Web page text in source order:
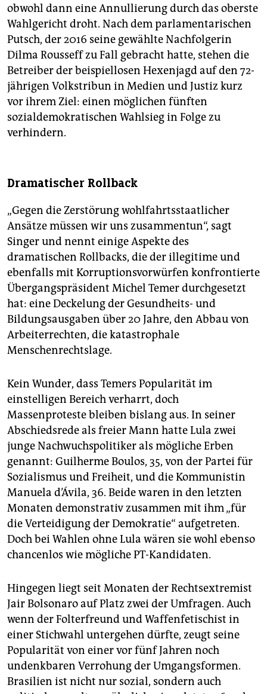
obwohl dann eine Annullierung durch das oberste
Wahlgericht droht. Nach dem parlamentarischen
Putsch, der 2016 seine gewählte Nachfolgerin
Dilma Rousseff zu Fall gebracht hatte, stehen die
Betreiber der beispiellosen Hexenjagd auf den 72-
jährigen Volkstribun in Medien und Justiz kurz
vor ihrem Ziel: einen möglichen fünften
sozialdemokratischen Wahlsieg in Folge zu
verhindern.
Dramatischer Rollback
„Gegen die Zerstörung wohlfahrtsstaatlicher
Ansätze müssen wir uns zusammentun“, sagt
Singer und nennt einige Aspekte des
dramatischen Rollbacks, die der illegitime und
ebenfalls mit Korruptionsvorwürfen konfrontierte
Übergangspräsident Michel Temer durchgesetzt
hat: eine Deckelung der Gesundheits- und
Bildungsausgaben über 20 Jahre, den Abbau von
Arbeiterrechten, die katastrophale
Menschenrechtslage.
Kein Wunder, dass Temers Popularität im
einstelligen Bereich verharrt, doch
Massenproteste bleiben bislang aus. In seiner
Abschiedsrede als freier Mann hatte Lula zwei
junge Nachwuchspolitiker als mögliche Erben
genannt: Guilherme Boulos, 35, von der Partei für
Sozialismus und Freiheit, und die Kommunistin
Manuela d’Ávila, 36. Beide waren in den letzten
Monaten demonstrativ zusammen mit ihm „für
die Verteidigung der Demokratie“ aufgetreten.
Doch bei Wahlen ohne Lula wären sie wohl ebenso
chancenlos wie mögliche PT-Kandidaten.
Hingegen liegt seit Monaten der Rechtsextremist
Jair Bolsonaro auf Platz zwei der Umfragen. Auch
wenn der Folterfreund und Waffenfetischist in
einer Stichwahl untergehen dürfte, zeugt seine
Popularität von einer vor fünf Jahren noch
undenkbaren Verrohung der Umgangsformen.
Brasilien ist nicht nur sozial, sondern auch